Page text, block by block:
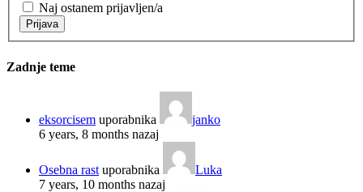
Naj ostanem prijavljen/a
Prijava
Zadnje teme
eksorcisem uporabnika
janko
6 years, 8 months nazaj
Osebna rast uporabnika
Luka
7 years, 10 months nazaj